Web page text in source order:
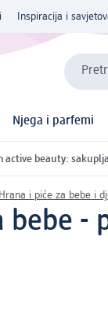
Inspiracija i
Njega i parfemi
active beauty:
Hrana i piće za bebe i
bebe